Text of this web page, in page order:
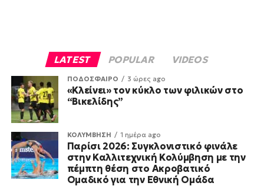
LATEST POPULAR VIDEOS
ΠΟΔΟΣΦΑΙΡΟ 3 ώρες ago
«Κλείνει» τον κύκλο των φιλικών στο
“Βικελίδης”
ΚΟΛΥΜΒΗΣΗ 1 ημέρα ago
Παρίσι 2026: Συγκλονιστικό φινάλε
στην Καλλιτεχνική Κολύμβηση με την
πέμπτη θέση στο Ακροβατικό
Ομαδικό για την Εθνική Ομάδα